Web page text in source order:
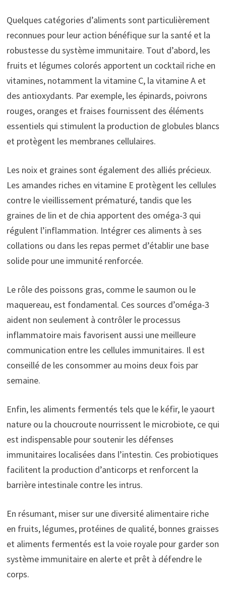
Quelques catégories d’aliments sont particulièrement
reconnues pour leur action bénéfique sur la santé et la
robustesse du système immunitaire. Tout d’abord, les
fruits et légumes colorés apportent un cocktail riche en
vitamines, notamment la vitamine C, la vitamine A et
des antioxydants. Par exemple, les épinards, poivrons
rouges, oranges et fraises fournissent des éléments
essentiels qui stimulent la production de globules blancs
et protègent les membranes cellulaires.
Les noix et graines sont également des alliés précieux.
Les amandes riches en vitamine E protègent les cellules
contre le vieillissement prématuré, tandis que les
graines de lin et de chia apportent des oméga-3 qui
régulent l’inflammation. Intégrer ces aliments à ses
collations ou dans les repas permet d’établir une base
solide pour une immunité renforcée.
Le rôle des poissons gras, comme le saumon ou le
maquereau, est fondamental. Ces sources d’oméga-3
aident non seulement à contrôler le processus
inflammatoire mais favorisent aussi une meilleure
communication entre les cellules immunitaires. Il est
conseillé de les consommer au moins deux fois par
semaine.
Enfin, les aliments fermentés tels que le kéfir, le yaourt
nature ou la choucroute nourrissent le microbiote, ce qui
est indispensable pour soutenir les défenses
immunitaires localisées dans l’intestin. Ces probiotiques
facilitent la production d’anticorps et renforcent la
barrière intestinale contre les intrus.
En résumant, miser sur une diversité alimentaire riche
en fruits, légumes, protéines de qualité, bonnes graisses
et aliments fermentés est la voie royale pour garder son
système immunitaire en alerte et prêt à défendre le
corps.